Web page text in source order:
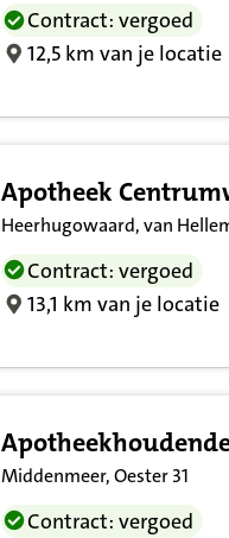
Contract: vergoed
12,5 km van je locatie
Apotheek
Heerhugowaard, van
Contract: vergoed
13,1 km van je locatie
Middenmeer, Oester 31
Contract: vergoed